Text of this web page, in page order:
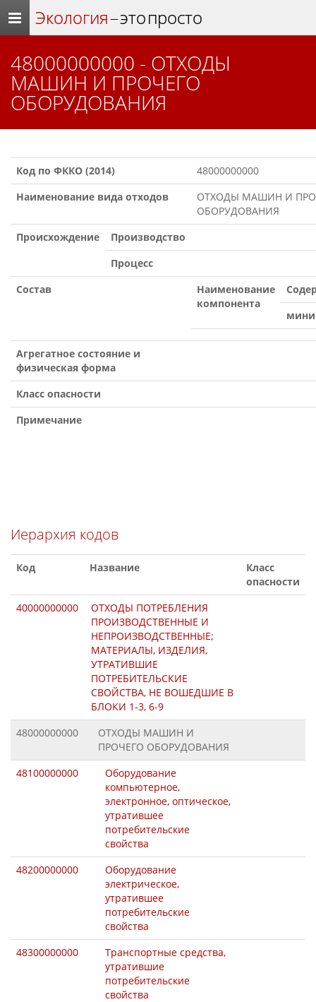
Экология– это просто
48000000000 - ОТХОДЫ
МАШИН И ПРОЧЕГО
ОБОРУДОВАНИЯ
Код по ФККО (2014)
48000000000
Наименование вида отходов
ОТХОДЫ МАШИН И
ОБОРУДОВАНИЯ
Происхождение
Производство
Процесс
Состав
Наименование
компонента
Агрегатное состояние и
физическая форма
Класс опасности
Примечание
Иерархия кодов
Код Название
Класс
опасности
40000000000
ОТХОДЫ ПОТРЕБЛЕНИЯ
ПРОИЗВОДСТВЕННЫЕ И
НЕПРОИЗВОДСТВЕННЫЕ;
МАТЕРИАЛЫ, ИЗДЕЛИЯ,
УТРАТИВШИЕ
ПОТРЕБИТЕЛЬСКИЕ
СВОЙСТВА, НЕ ВОШЕДШИЕ В
БЛОКИ 1-3, 6-9
48000000000
ОТХОДЫ МАШИН И
ПРОЧЕГО ОБОРУДОВАНИЯ
48100000000
Оборудование
компьютерное,
электронное, оптическое,
утратившее
потребительские
свойства
48200000000
Оборудование
электрическое,
утратившее
потребительские
свойства
48300000000
Транспортные средства,
утратившие
потребительские
свойства